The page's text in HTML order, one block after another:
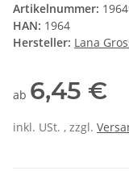
Artikelnummer:
HAN: 1964
Hersteller: Lana
ab 6,45 €
inkl. USt. , zzgl.